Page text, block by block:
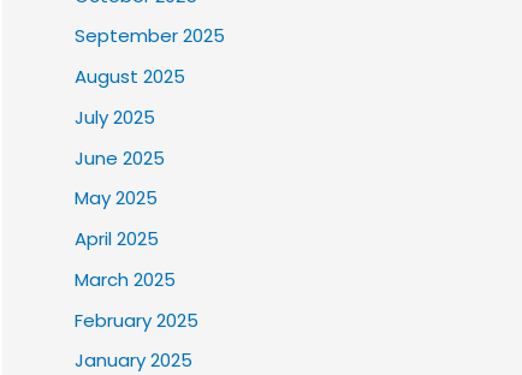
September 2025
August 2025
July 2025
June 2025
May 2025
April 2025
March 2025
February 2025
January 2025